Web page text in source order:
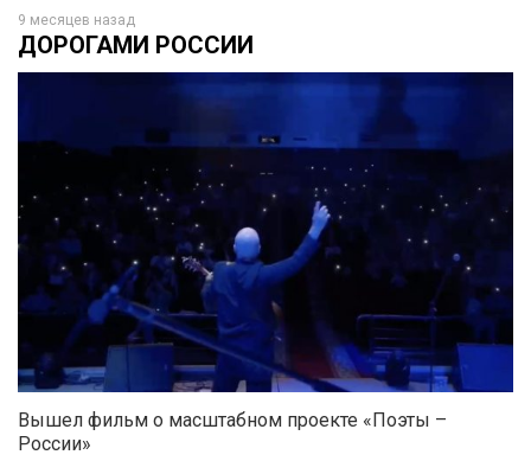
9 месяцев назад
ДОРОГАМИ РОССИИ
Вышел фильм о масштабном проекте «Поэты –
России»